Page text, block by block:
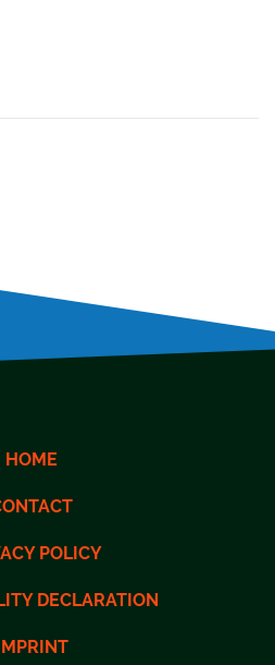
HOME
POLICY
DECLARATION